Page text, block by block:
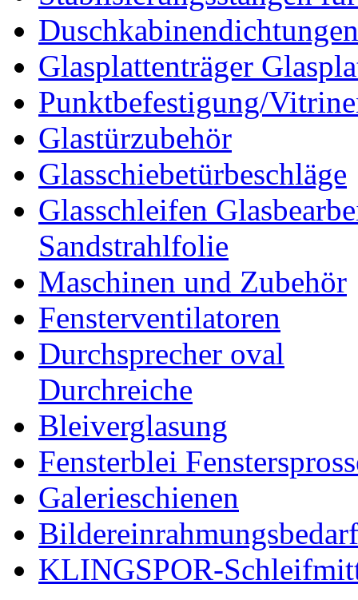
Duschkabinendichtungen
Glasplattenträger
Punktbefestigung/
Glastürzubehör
Glasschiebetürbeschläge
Glasschleifen
Sandstrahlfolie
Maschinen und Zubehör
Fensterventilatoren
Durchsprecher oval
Durchreiche
Bleiverglasung
Fensterblei
Galerieschienen
Bildereinrahmungsbedarf
KLINGSPOR-